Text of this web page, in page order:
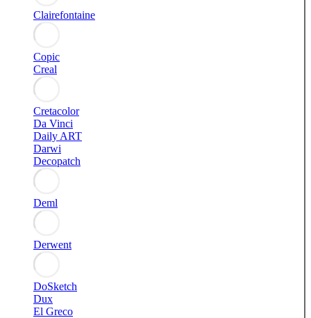
Clairefontaine
Copic
Creal
Cretacolor
Da Vinci
Daily ART
Darwi
Decopatch
Deml
Derwent
DoSketch
Dux
El Greco